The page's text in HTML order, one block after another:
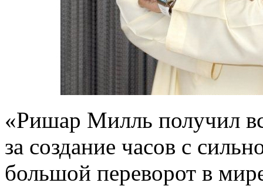
«Ришар Милль получил
за создание часов с
большой переворот в